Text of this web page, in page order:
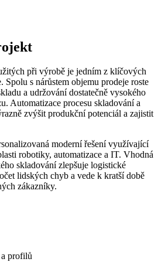
při výrobě je jedním z klíčových
Spolu s nárůstem objemu prodeje roste
a udržování dostatečně vysokého
Automatizace procesu skladování a
zvýšit produkční potenciál a zajistit
moderní řešení využívající
robotiky, automatizace a IT. Vhodná
skladování zlepšuje logistické
lidských chyb a vede k kratší době
zákazníky.
profilů